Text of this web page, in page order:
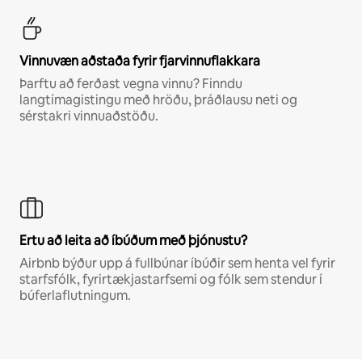
Vinnuvæn aðstaða fyrir fjarvinnuflakkara
Þarftu að ferðast vegna vinnu? Finndu
langtímagistingu með hröðu, þráðlausu neti og
sérstakri vinnuaðstöðu.
Ertu að leita að íbúðum með þjónustu?
Airbnb býður upp á fullbúnar íbúðir sem henta vel fyrir
starfsfólk, fyrirtækjastarfsemi og fólk sem stendur í
búferlaflutningum.